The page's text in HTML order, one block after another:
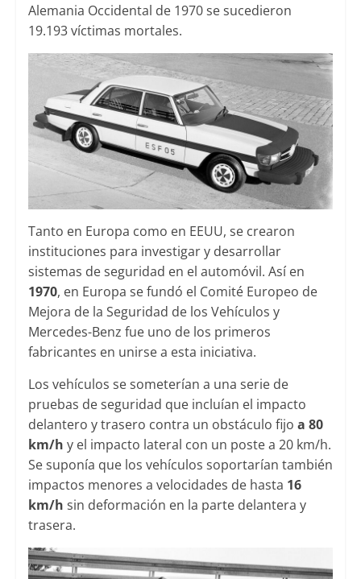
Alemania Occidental de 1970 se sucedieron
19.193 víctimas mortales.
Tanto en Europa como en EEUU, se crearon
instituciones para investigar y desarrollar
sistemas de seguridad en el automóvil. Así en
1970, en Europa se fundó el Comité Europeo de
Mejora de la Seguridad de los Vehículos y
Mercedes-Benz fue uno de los primeros
fabricantes en unirse a esta iniciativa.
Los vehículos se someterían a una serie de
pruebas de seguridad que incluían el impacto
delantero y trasero contra un obstáculo fijo a 80
km/h y el impacto lateral con un poste a 20 km/h.
Se suponía que los vehículos soportarían también
impactos menores a velocidades de hasta 16
km/h sin deformación en la parte delantera y
trasera.